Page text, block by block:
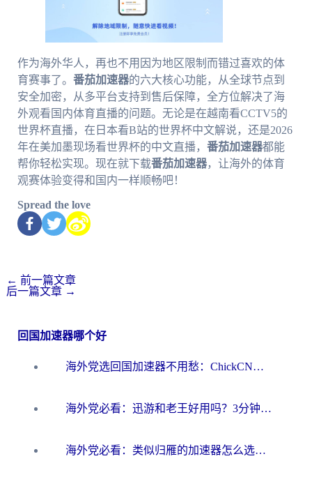
作为海外华人，再也不用因为地区限制而错过喜欢的体
育赛事了。 番茄加速器的六大核心功能，从全球节点到
安全加密，从多平台支持到售后保障，全方位解决了海
外观看国内体育直播的问题。无论是在越南看CCTV5的
世界杯直播，在日本看B站的世界杯中文解说，还是2026
年在美加墨现场看世界杯的中文直播， 番茄加速器都能
帮你轻松实现。现在就下载番茄加速器，让海外的体育
观赛体验变得和国内一样顺畅吧！
Spread the love
← 前一篇文章
后一篇文章 →
回国加速器哪个好
海外党选回国加速器不用愁：ChickCN和洞见哪个好？一篇搞定所有疑问
海外党必看：迅游和老王好用吗？3分钟选对加速国内网络的加速器
海外党必看：类似归雁的加速器怎么选？一篇搞定无缝访问国内资源